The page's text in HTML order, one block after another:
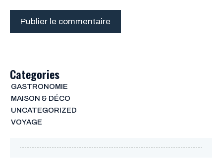
Categories
GASTRONOMIE
MAISON & DÉCO
UNCATEGORIZED
VOYAGE